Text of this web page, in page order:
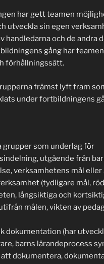
har gett teamen
utveckla sin egen
handledarna och de andra
gång har
förhållningssätt.
främst lyft fram
under fortbildningens
grupper som underlag för
utgående från
verksamhetens mål
(tydligare mål,
långsiktiga och
målen, vikten av
dokumentation (har
barns lärandeprocess
dokumentera,